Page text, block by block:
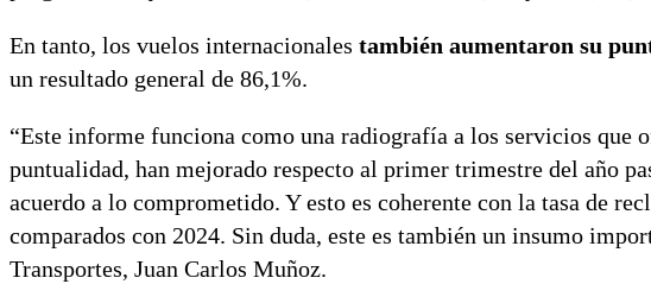
En tanto, los vuelos internacionales también aumentaron su
un resultado general de 86,1%.
“Este informe funciona como una radiografía a los servicios que
puntualidad, han mejorado respecto al primer trimestre del año
acuerdo a lo comprometido. Y esto es coherente con la tasa de
comparados con 2024. Sin duda, este es también un insumo
Transportes, Juan Carlos Muñoz.